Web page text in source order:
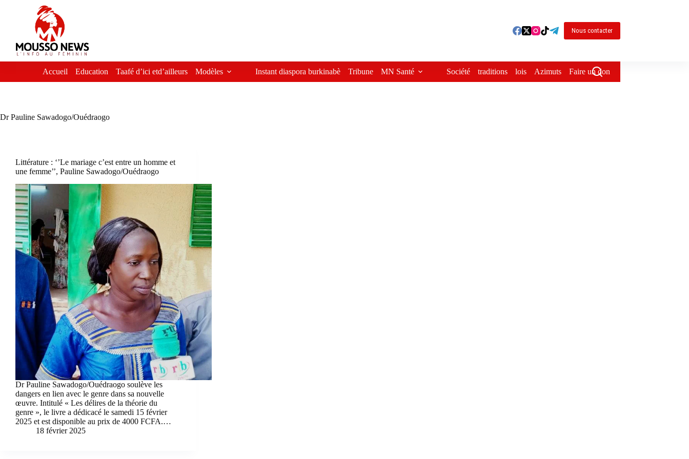
Nous contacter
Accueil Education Taafé d’ici etd’ailleurs Modèles Instant diaspora burkinabè Tribune MN Santé Société traditions lois Azimuts Faire un don
Dr Pauline Sawadogo/Ouédraogo
Littérature : ‘’Le mariage c’est entre un homme et
une femme’’, Pauline Sawadogo/Ouédraogo
Dr Pauline Sawadogo/Ouédraogo soulève les
dangers en lien avec le genre dans sa nouvelle
œuvre. Intitulé « Les délires de la théorie du
genre », le livre a dédicacé le samedi 15 février
2025 et est disponible au prix de 4000 FCFA.…
18 février 2025